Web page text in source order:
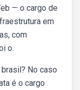
— o cargo de
em
com
o.
No caso
é o cargo